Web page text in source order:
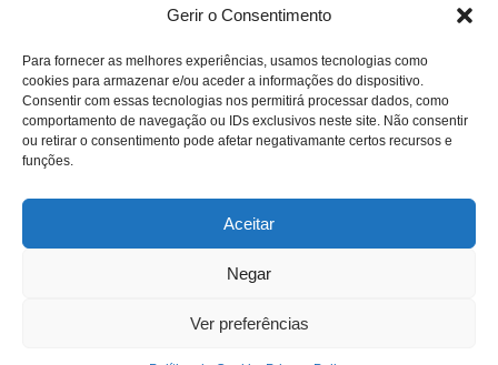
Gerir o Consentimento
Para fornecer as melhores experiências, usamos tecnologias como
cookies para armazenar e/ou aceder a informações do dispositivo.
Consentir com essas tecnologias nos permitirá processar dados, como
comportamento de navegação ou IDs exclusivos neste site. Não consentir
ou retirar o consentimento pode afetar negativamante certos recursos e
funções.
Aceitar
Negar
Ver preferências
Consumer Disputes